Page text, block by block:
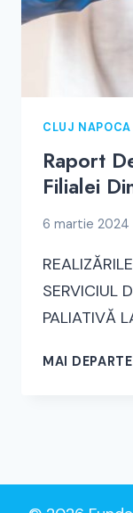
CLUJ NAPOCA
Raport
Filialei
6 martie 2024
SERVICIUL
PALIATIVĂ
MAI DEPARTE